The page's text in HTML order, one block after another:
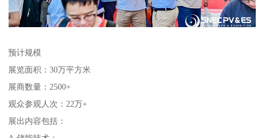
预计规模
展览面积：30万平方米
展商数量：2500+
观众参观人次：22万+
展出内容包括：